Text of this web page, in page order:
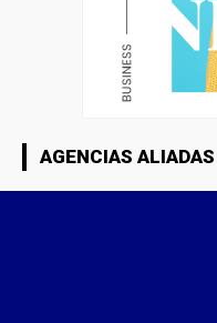
AGENCIAS ALIADAS